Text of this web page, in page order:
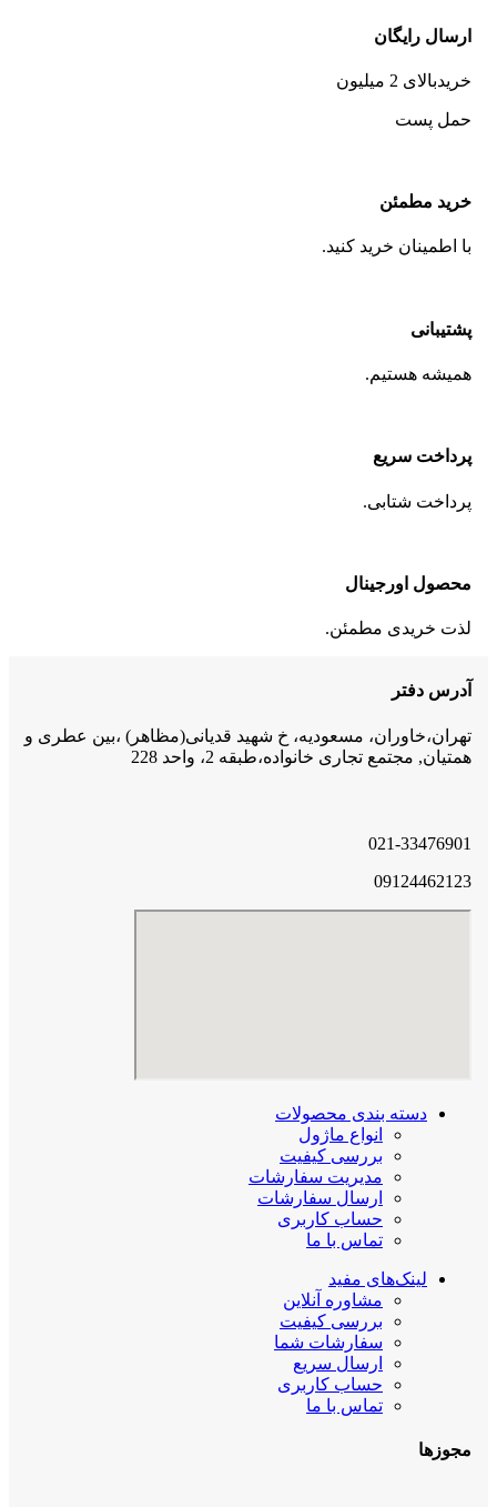
ارسال رایگان
خریدبالای 2 میلیون
حمل پست
خرید مطمئن
با اطمینان خرید کنید.
پشتیبانی
همیشه هستیم.
پرداخت سریع
پرداخت شتابی.
محصول اورجینال
لذت خریدی مطمئن.
آدرس دفتر
تهران،خاوران، مسعودیه، خ شهید قدیانی(مظاهر) ،بین عطری و
همتیان, مجتمع تجاری خانواده،طبقه 2، واحد 228
021-33476901
09124462123
دسته بندی محصولات
انواع ماژول
بررسی کیفیت
مدیریت سفارشات
ارسال سفارشات
حساب کاربری
تماس با ما
لینک‌های مفید
مشاوره آنلاین
بررسی کیفیت
سفارشات شما
ارسال سریع
حساب کاربری
تماس با ما
مجوزها